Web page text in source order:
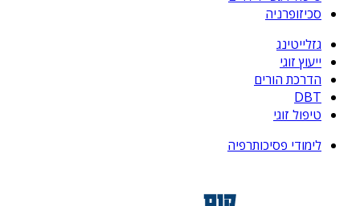
סכיזופרניה
גזלייטינג
ייעוץ זוגי
הדרכת הורים
DBT
טיפול זוגי
לימודי פסיכותרפיה